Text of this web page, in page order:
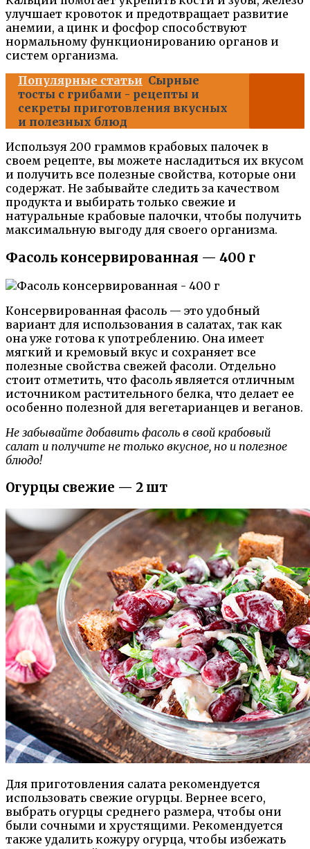
улучшает кровоток и предотвращает развитие
анемии, а цинк и фосфор способствуют
нормальному функционированию органов и
систем организма.
Популярные статьи Сырные
тосты с грибами - рецепты и
секреты приготовления вкусных
и полезных блюд
Используя 200 граммов крабовых палочек в
своем рецепте, вы можете насладиться их вкусом
и получить все полезные свойства, которые они
содержат. Не забывайте следить за качеством
продукта и выбирать только свежие и
натуральные крабовые палочки, чтобы получить
максимальную выгоду для своего организма.
Фасоль консервированная — 400 г
Консервированная фасоль — это удобный
вариант для использования в салатах, так как
она уже готова к употреблению. Она имеет
мягкий и кремовый вкус и сохраняет все
полезные свойства свежей фасоли. Отдельно
стоит отметить, что фасоль является отличным
источником растительного белка, что делает ее
особенно полезной для вегетарианцев и веганов.
Не забывайте добавить фасоль в свой крабовый
салат и получите не только вкусное, но и полезное
блюдо!
Огурцы свежие — 2 шт
Для приготовления салата рекомендуется
использовать свежие огурцы. Вернее всего,
выбрать огурцы среднего размера, чтобы они
были сочными и хрустящими. Рекомендуется
также удалить кожуру огурца, чтобы избежать